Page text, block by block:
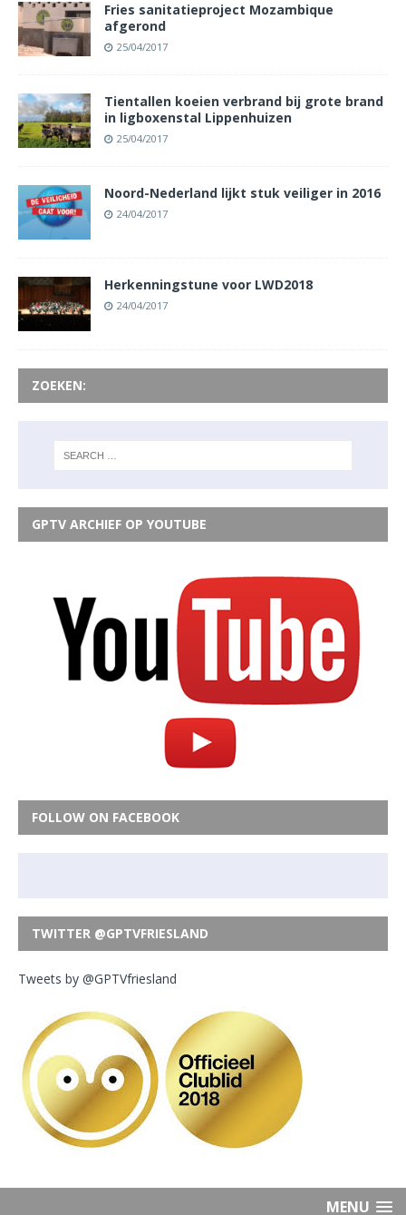
Fries sanitatieproject Mozambique
afgerond
25/04/2017
Tientallen koeien verbrand bij grote brand
in ligboxenstal Lippenhuizen
25/04/2017
Noord-Nederland lijkt stuk veiliger in 2016
24/04/2017
Herkenningstune voor LWD2018
24/04/2017
ZOEKEN:
GPTV ARCHIEF OP YOUTUBE
FOLLOW ON FACEBOOK
TWITTER @GPTVFRIESLAND
Tweets by @GPTVfriesland
MENU